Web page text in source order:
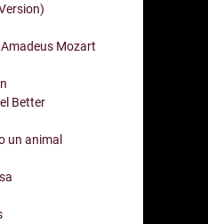
Mozart
Better
un animal